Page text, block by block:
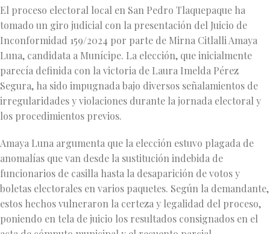
El proceso electoral local en San Pedro Tlaquepaque ha
tomado un giro judicial con la presentación del Juicio de
Inconformidad 159/2024 por parte de Mirna Citlalli Amaya
Luna, candidata a Munícipe. La elección, que inicialmente
parecía definida con la victoria de Laura Imelda Pérez
Segura, ha sido impugnada bajo diversos señalamientos de
irregularidades y violaciones durante la jornada electoral y
los procedimientos previos.
Amaya Luna argumenta que la elección estuvo plagada de
anomalías que van desde la sustitución indebida de
funcionarios de casilla hasta la desaparición de votos y
boletas electorales en varios paquetes. Según la demandante,
estos hechos vulneraron la certeza y legalidad del proceso,
poniendo en tela de juicio los resultados consignados en el